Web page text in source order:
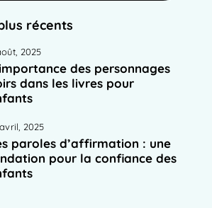
récents
2025
des personnages
dans les livres pour
2025
paroles d’affirmation : une
pour la confiance des